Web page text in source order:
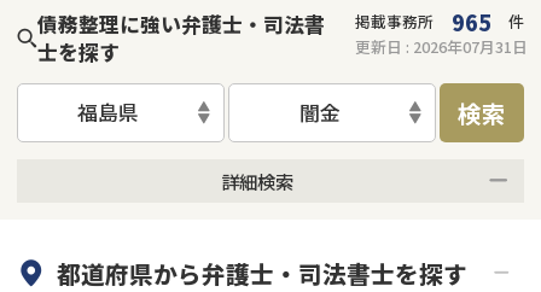
債務整理に強い弁護士・司法書
士を探す
掲載事務所 965
件
更新日 : 2026年07月31日
福島県 闇金 検索
詳細検索
初回相談無料
土日祝の相談可能
都道府県から弁護士・司法書士を探す